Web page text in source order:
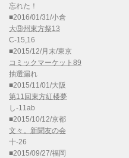
忘れた！
■2016/01/31/小倉
大⑨州東方祭13
C-15,16
■2015/12/月末/東京
コミックマーケット89
抽選漏れ
■2015/11/01/大阪
第11回東方紅楼夢
し-11ab
■2015/10/12/京都
文々。新聞友の会
十-26
■2015/09/27/福岡